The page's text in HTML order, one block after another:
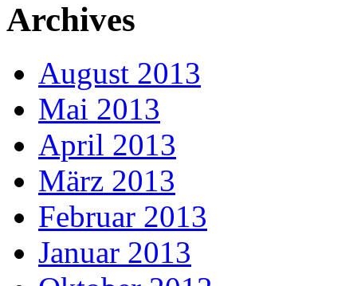
Archives
August 2013
Mai 2013
April 2013
März 2013
Februar 2013
Januar 2013